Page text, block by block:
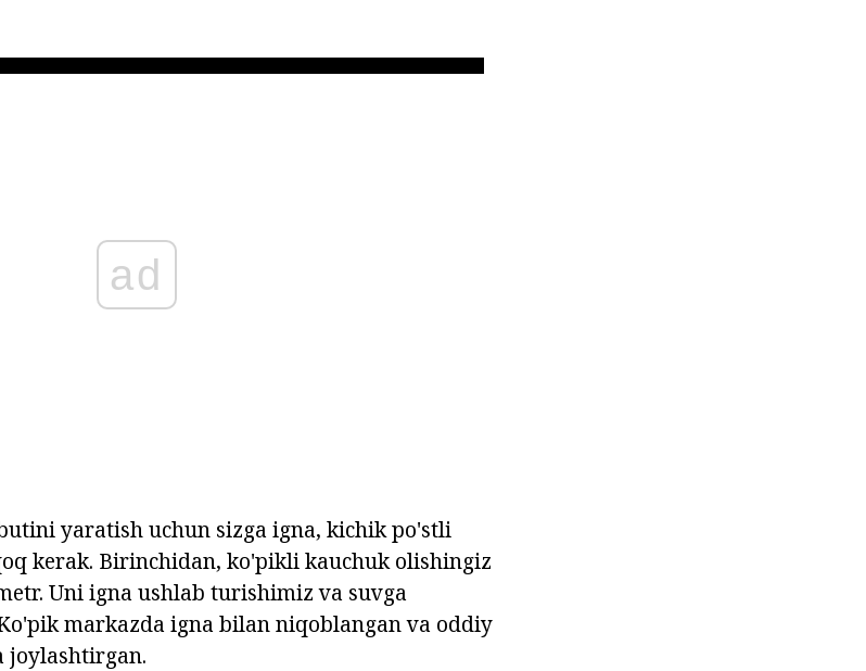
ad
yaratish uchun sizga igna, kichik po'stli
kerak. Birinchidan, ko'pikli kauchuk olishingiz
Uni igna ushlab turishimiz va suvga
markazda igna bilan niqoblangan va oddiy
joylashtirgan.